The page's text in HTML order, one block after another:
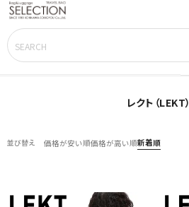
レクト（LEKT）
並び替え 価格が安い順価格が高い順新着順